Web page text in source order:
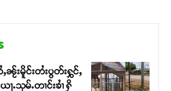
ၼႂ်းမိူင်းတႆးပွတ်းႁွင်ႇ
ႉသုမ်ႉတၢင်းၶၢႆ ႁိ